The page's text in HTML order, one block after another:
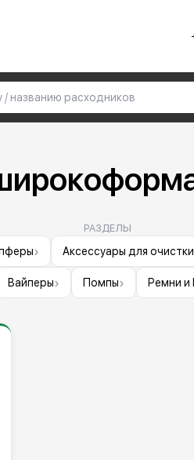
РАЗДЕЛЫ
› Аксессуары для очистки
Вайперы› Помпы› Ремни и